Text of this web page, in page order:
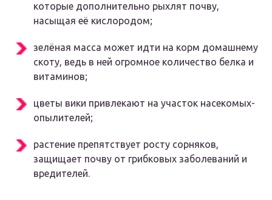
которые дополнительно рыхлят почву,
насыщая её кислородом;
зелёная масса может идти на корм домашнему
скоту, ведь в ней огромное количество белка и
витаминов;
цветы вики привлекают на участок насекомых-
опылителей;
растение препятствует росту сорняков,
защищает почву от грибковых заболеваний и
вредителей.